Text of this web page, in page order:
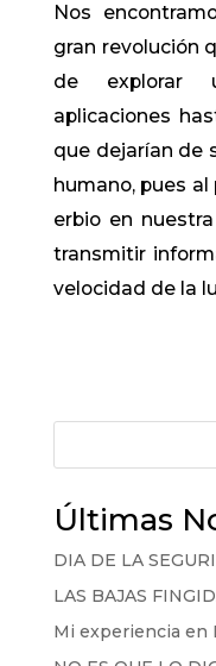
Nos
gran revolución
de explorar
aplicaciones
que dejarían de
humano, pues
erbio en
transmitir
velocidad de la
Últimas
DIA DE LA
LAS BAJAS
Mi experiencia en